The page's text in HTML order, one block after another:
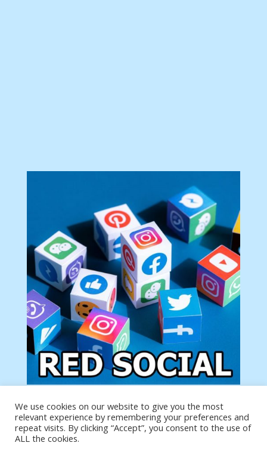
Tu anuncio va aquí
Podemos poner tu anuncio aquí con un link de tu
producto o página
We use cookies on our website to give you the most
relevant experience by remembering your preferences and
repeat visits. By clicking “Accept”, you consent to the use of
ALL the cookies.